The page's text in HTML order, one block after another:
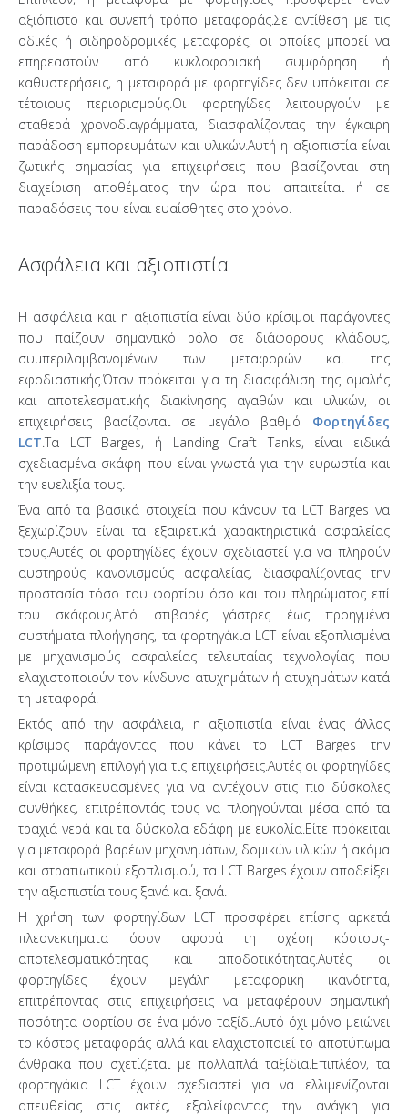
αξιόπιστο και συνεπή τρόπο μεταφοράς.Σε αντίθεση με τις
οδικές ή σιδηροδρομικές μεταφορές, οι οποίες μπορεί να
επηρεαστούν από κυκλοφοριακή συμφόρηση ή
καθυστερήσεις, η μεταφορά με φορτηγίδες δεν υπόκειται σε
τέτοιους περιορισμούς.Οι φορτηγίδες λειτουργούν με
σταθερά χρονοδιαγράμματα, διασφαλίζοντας την έγκαιρη
παράδοση εμπορευμάτων και υλικών.Αυτή η αξιοπιστία είναι
ζωτικής σημασίας για επιχειρήσεις που βασίζονται στη
διαχείριση αποθέματος την ώρα που απαιτείται ή σε
παραδόσεις που είναι ευαίσθητες στο χρόνο.
Ασφάλεια και αξιοπιστία
Η ασφάλεια και η αξιοπιστία είναι δύο κρίσιμοι παράγοντες
που παίζουν σημαντικό ρόλο σε διάφορους κλάδους,
συμπεριλαμβανομένων των μεταφορών και της
εφοδιαστικής.Όταν πρόκειται για τη διασφάλιση της ομαλής
και αποτελεσματικής διακίνησης αγαθών και υλικών, οι
επιχειρήσεις βασίζονται σε μεγάλο βαθμό Φορτηγίδες
LCT.Τα LCT Barges, ή Landing Craft Tanks, είναι ειδικά
σχεδιασμένα σκάφη που είναι γνωστά για την ευρωστία και
την ευελιξία τους.
Ένα από τα βασικά στοιχεία που κάνουν τα LCT Barges να
ξεχωρίζουν είναι τα εξαιρετικά χαρακτηριστικά ασφαλείας
τους.Αυτές οι φορτηγίδες έχουν σχεδιαστεί για να πληρούν
αυστηρούς κανονισμούς ασφαλείας, διασφαλίζοντας την
προστασία τόσο του φορτίου όσο και του πληρώματος επί
του σκάφους.Από στιβαρές γάστρες έως προηγμένα
συστήματα πλοήγησης, τα φορτηγάκια LCT είναι εξοπλισμένα
με μηχανισμούς ασφαλείας τελευταίας τεχνολογίας που
ελαχιστοποιούν τον κίνδυνο ατυχημάτων ή ατυχημάτων κατά
τη μεταφορά.
Εκτός από την ασφάλεια, η αξιοπιστία είναι ένας άλλος
κρίσιμος παράγοντας που κάνει το LCT Barges την
προτιμώμενη επιλογή για τις επιχειρήσεις.Αυτές οι φορτηγίδες
είναι κατασκευασμένες για να αντέχουν στις πιο δύσκολες
συνθήκες, επιτρέποντάς τους να πλοηγούνται μέσα από τα
τραχιά νερά και τα δύσκολα εδάφη με ευκολία.Είτε πρόκειται
για μεταφορά βαρέων μηχανημάτων, δομικών υλικών ή ακόμα
και στρατιωτικού εξοπλισμού, τα LCT Barges έχουν αποδείξει
την αξιοπιστία τους ξανά και ξανά.
Η χρήση των φορτηγίδων LCT προσφέρει επίσης αρκετά
πλεονεκτήματα όσον αφορά τη σχέση κόστους-
αποτελεσματικότητας και αποδοτικότητας.Αυτές οι
φορτηγίδες έχουν μεγάλη μεταφορική ικανότητα,
επιτρέποντας στις επιχειρήσεις να μεταφέρουν σημαντική
ποσότητα φορτίου σε ένα μόνο ταξίδι.Αυτό όχι μόνο μειώνει
το κόστος μεταφοράς αλλά και ελαχιστοποιεί το αποτύπωμα
άνθρακα που σχετίζεται με πολλαπλά ταξίδια.Επιπλέον, τα
φορτηγάκια LCT έχουν σχεδιαστεί για να ελλιμενίζονται
απευθείας στις ακτές, εξαλείφοντας την ανάγκη για